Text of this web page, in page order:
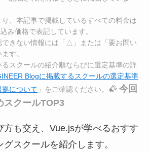
り、本記事で掲載しているすべての料金は
み価格で表記しています。
できない情報には「△」または「要お問い
す。
るスクールの紹介順ならびに選定基準の詳
Blogに掲載するスクールの選定基準
について 」をご確認ください。
今回
スクールTOP3
方も交え、Vue.jsが学べるおすす
スクールを紹介します。